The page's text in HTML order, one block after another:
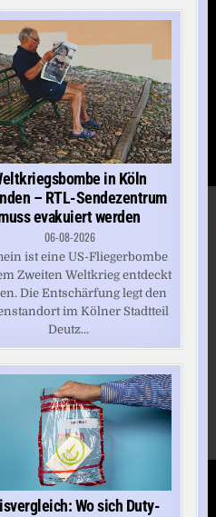
in Köln
– RTL-Sendezentrum
evakuiert werden
06-08-2026
ist eine US-Fliegerbombe
Zweiten Weltkrieg entdeckt
Die Entschärfung legt den
im Kölner Stadtteil
Deutz...
Wo sich Duty-